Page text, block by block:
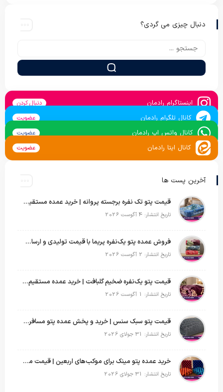
دنبال چیزی می گردی؟
اینستاگرام رادمان دنبال کردن
کانال تلگرام رادمان عضویت
کانال واتس اپ رادمان عضویت
کانال ایتا رادمان عضویت
آخرین پست ها
قیمت پتو تک نفره برجسته پروانه | خرید عمده مستقیم با بهترین قیمت بازار
تاریخ انتشار: 4 آگوست 2026
فروش عمده پتو یک‌نفره پریما با قیمت تولیدی و ارسال به سراسر کشور
تاریخ انتشار: 2 آگوست 2026
قیمت پتو یک‌نفره ضخیم گلبافت | خرید عمده مستقیم با بهترین قیمت
تاریخ انتشار: 1 آگوست 2026
قیمت پتو سبک سنس | خرید و پخش عمده پتو مسافرتی Sense
تاریخ انتشار: 31 جولای 2026
خرید عمده پتو مینک برای موکب‌های اربعین | قیمت مناسب و ارسال سریع
تاریخ انتشار: 31 جولای 2026